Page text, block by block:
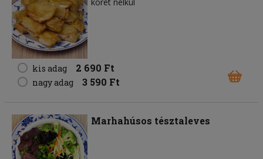
kis adag 2 690 Ft
nagy adag 3 590 Ft
Marhahúsos tésztaleves